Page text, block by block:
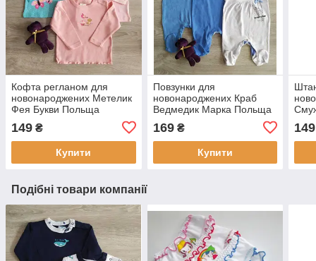
Кофта регланом для
новонароджених Метелик
Фея Букви Польща
149 ₴
Купити
Повзунки для
новонароджених Краб
Ведмедик Марка Польща
169₴
Купити
149
Подібні товари компанії